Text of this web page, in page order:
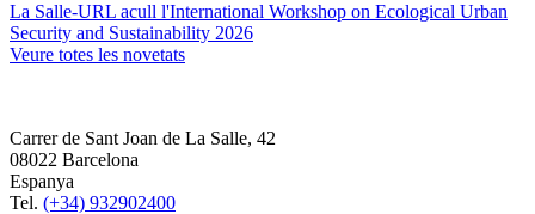
La Salle-URL acull l'International Workshop on Ecological Urban
Security and Sustainability 2026
Veure totes les novetats
Carrer de Sant Joan de La Salle, 42
08022 Barcelona
Espanya
Tel. (+34) 932902400